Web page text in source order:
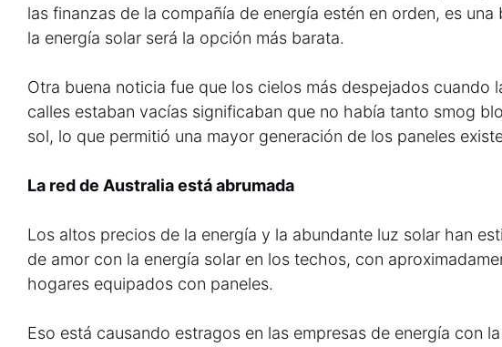
las finanzas de la compañía de energía estén en orden, es una
la energía solar será la opción más barata.
Otra buena noticia fue que los cielos más despejados cuando
calles estaban vacías significaban que no había tanto smog
sol, lo que permitió una mayor generación de los paneles
La red de Australia está abrumada
Los altos precios de la energía y la abundante luz solar han
de amor con la energía solar en los techos, con
hogares equipados con paneles.
Eso está causando estragos en las empresas de energía con